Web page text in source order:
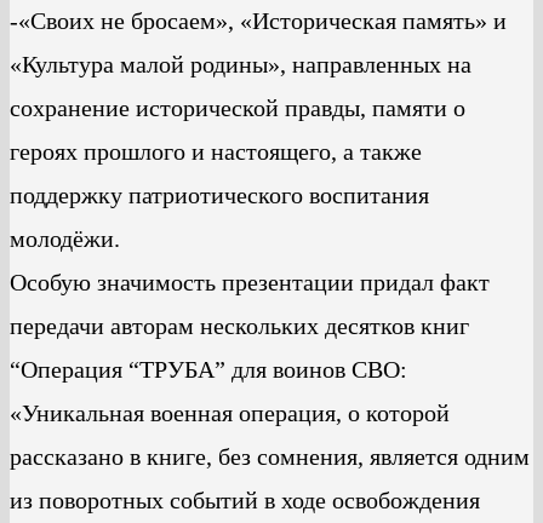
-«Своих не бросаем», «Историческая память» и
«Культура малой родины», направленных на
сохранение исторической правды, памяти о
героях прошлого и настоящего, а также
поддержку патриотического воспитания
молодёжи.
Особую значимость презентации придал факт
передачи авторам нескольких десятков книг
“Операция “ТРУБА” для воинов СВО:
«Уникальная военная операция, о которой
рассказано в книге, без сомнения, является одним
из поворотных событий в ходе освобождения